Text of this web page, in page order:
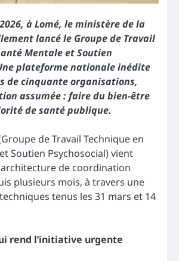
à Lomé, le ministère de la
lancé le Groupe de Travail
Mentale et Soutien
plateforme nationale inédite
de cinquante organisations,
assumée : faire du bien-être
de santé publique.
de Travail Technique en
Soutien Psychosocial) vient
de coordination
plusieurs mois, à travers une
tenus les 31 mars et 14
rend l’initiative urgente